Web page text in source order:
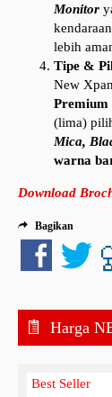
Monitor
lebih
Tipe &
New
Premium
(lima)
Mica,
warna
Download
Bagikan
Harga
Best Seller